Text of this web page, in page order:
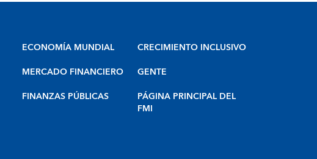
ECONOMÍA MUNDIAL
MERCADO FINANCIERO
FINANZAS PÚBLICAS
CRECIMIENTO INCLUSIVO
GENTE
PÁGINA PRINCIPAL DEL
FMI